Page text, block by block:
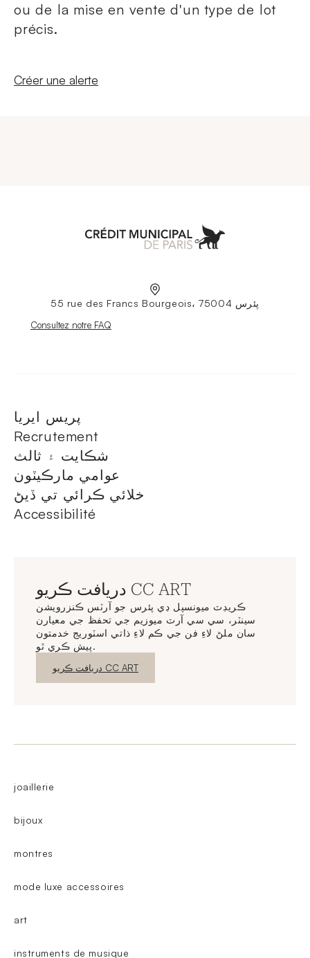
ou de la mise en vente d'un type de lot
précis.
Nouvelle fenêtre
Créer une alerte
55 rue des Francs Bourgeois، 75004 پئرس
Nouvelle fenêtre
Consultez notre FAQ
پريس ايريا
Recrutement
شڪايت ۽ ثالث
عوامي مارڪيٽون
خلائي ڪرائي تي ڏيڻ
Accessibilité
دريافت ڪريو CC ART
ڪريڊٽ ميونسپل ڊي پئرس جو آرٽس ڪنزرويشن
سينٽر، سي سي آرٽ ميوزيم جي تحفظ جي معيارن
سان ملڻ لاءِ فن جي ڪم لاءِ ذاتي اسٽوريج خدمتون
پيش ڪري ٿو.
نئين ونڊو دريافت ڪريو CC ART
joaillerie
bijoux
montres
mode luxe accessoires
art
instruments de musique